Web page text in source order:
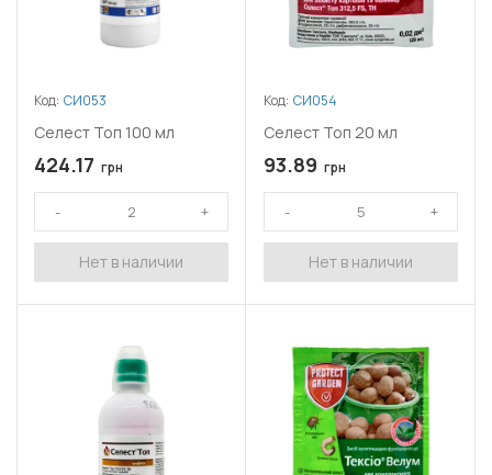
Код: СИ053
Селест Топ 100 мл
424.17 грн
Нет в наличии
Код: СИ054
Селест Топ 20 мл
93.89 грн
Нет в наличии